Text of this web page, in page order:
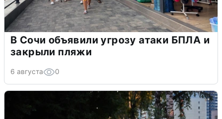
В Сочи объявили угрозу атаки БПЛА и
закрыли пляжи
6 августа 0